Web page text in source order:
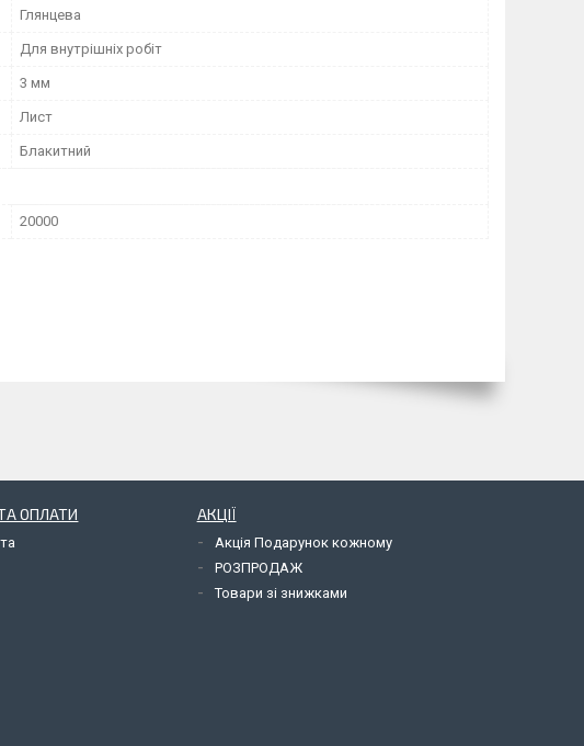
Глянцева
Для внутрішніх робіт
3 мм
Лист
Блакитний
20000
ОПЛАТИ АКЦІЇ
Акція Подарунок кожному
РОЗПРОДАЖ
Товари зі знижками